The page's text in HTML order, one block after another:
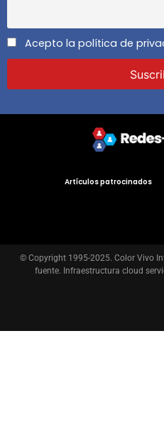
Acepto la política de
Artículos patrocinados
© Copyright 1995-2025. Color Vivo
fuente. Infraestructura cloud